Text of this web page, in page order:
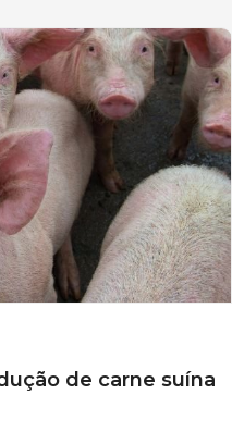
de carne suína